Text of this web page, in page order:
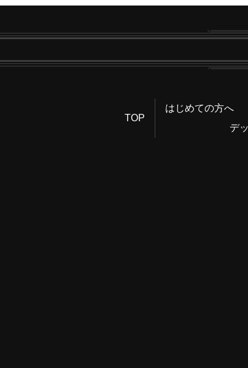
TOP
はじめての方へ
デ